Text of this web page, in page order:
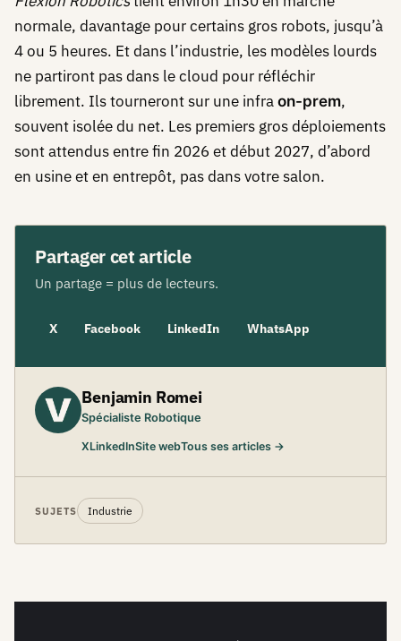
normale, davantage pour certains gros robots, jusqu’à
4 ou 5 heures. Et dans l’industrie, les modèles lourds
ne partiront pas dans le cloud pour réfléchir
librement. Ils tourneront sur une infra on-prem,
souvent isolée du net. Les premiers gros déploiements
sont attendus entre fin 2026 et début 2027, d’abord
en usine et en entrepôt, pas dans votre salon.
Partager cet article
Un partage = plus de lecteurs.
X Facebook LinkedIn WhatsApp
Benjamin Romei
Spécialiste Robotique
XLinkedInSite webTous ses articles →
SUJETS Industrie